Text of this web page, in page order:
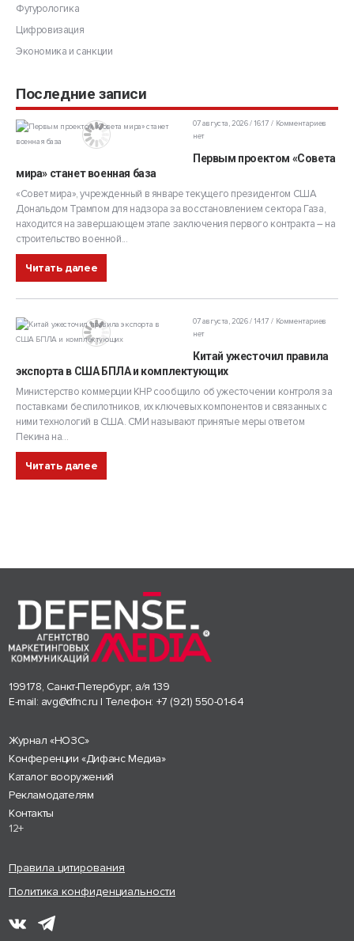
Футурологика
Цифровизация
Экономика и санкции
Последние записи
07 августа, 2026 / 16:17
Комментариев
нет
Первым проектом «Совета
мира» станет военная база
«Совет мира», учрежденный в январе текущего президентом США
Дональдом Трампом для надзора за восстановлением сектора Газа,
находится на завершающем этапе заключения первого контракта – на
строительство военной...
Читать далее
07 августа, 2026 / 14:17
Комментариев
нет
Китай ужесточил правила
экспорта в США БПЛА и комплектующих
Министерство коммерции КНР сообщило об ужесточении контроля за
поставками беспилотников, их ключевых компонентов и связанных с
ними технологий в США. СМИ называют принятые меры ответом
Пекина на...
Читать далее
199178, Санкт-Петербург, а/я 139
E-mail: avg@dfnc.ru | Телефон: +7 (921) 550-01-64
Журнал «НОЗС»
Конференции «Дифанс Медиа»
Каталог вооружений
Рекламодателям
Контакты
12+
Правила цитирования
Политика конфиденциальности